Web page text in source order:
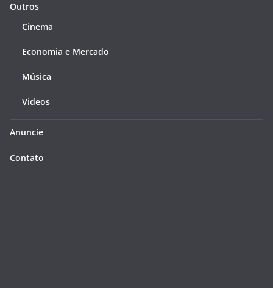
Outros
Cinema
Economia e Mercado
Música
Videos
Anuncie
Contato